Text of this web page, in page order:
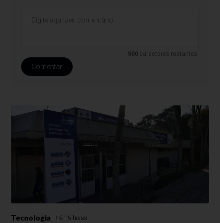
500 caracteres restantes.
Comentar
Tecnologia Há 15 horas